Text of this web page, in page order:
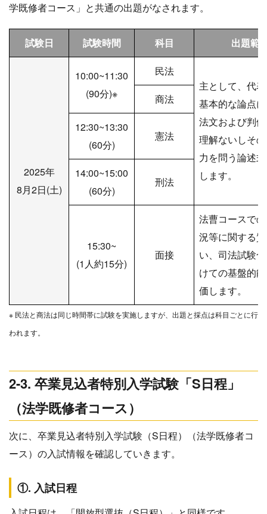
学既修者コース」と共通の出題がなされます。
試験日 試験時間 科目 出題範
2025年
8月2日(土)
10:00~11:30
(90分)※
民法
主として、代
基本的な論点
法文および判
理解ないしそ
力を問う論述
します。
商法
12:30~13:30
(60分)
憲法
14:00~15:00
(60分)
刑法
15:30~
(1人約15分)
面接
法曹コースで
況等に関する
い、司法試験
けての基盤的
価します。
※ 民法と商法は同じ時間帯に試験を実施しますが、出題と採点は科目ごとに行
われます。
2-3. 卒業見込者特別入学試験「S日程」
（法学既修者コース）
次に、卒業見込者特別入学試験（S日程）（法学既修者コ
ース）の入試情報を確認していきます。
①. 入試日程